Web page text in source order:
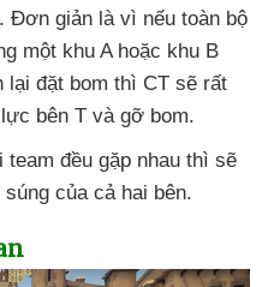
. Đơn giản là vì nếu toàn bộ
một khu A hoặc khu B
lại đặt bom thì CT sẽ rất
bên T và gỡ bom.
đều gặp nhau thì sẽ
súng của cả hai bên.